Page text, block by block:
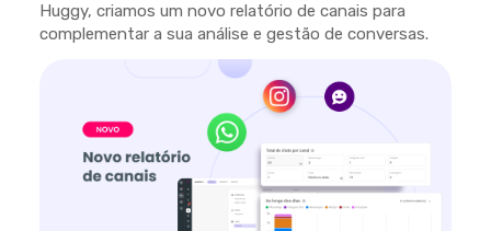
Huggy, criamos um novo relatório de canais para
complementar a sua análise e gestão de conversas.